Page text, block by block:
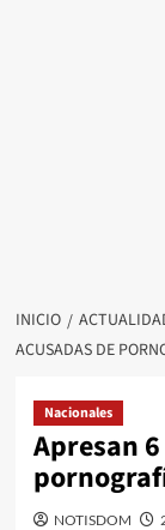
INICIO
ACUSADAS DE
Nacionales
Apresan
NOTISDOM